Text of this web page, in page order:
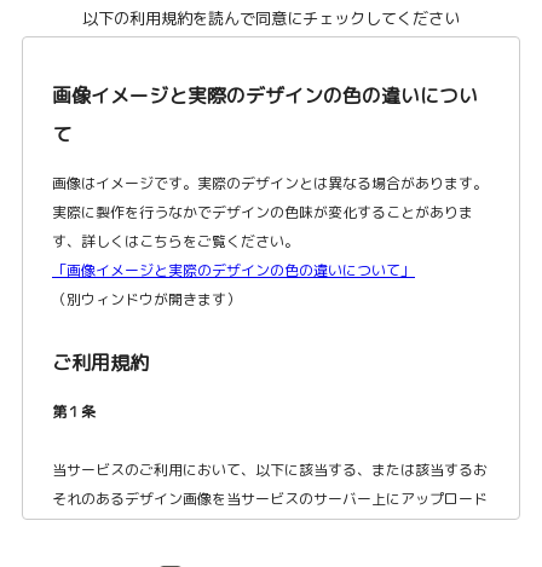
以下の利用規約を読んで同意にチェックしてください
画像イメージと実際のデザインの色の違いについ
て
画像はイメージです。実際のデザインとは異なる場合があります。
実際に製作を行うなかでデザインの色味が変化することがありま
す、詳しくはこちらをご覧ください。
「画像イメージと実際のデザインの色の違いについて」
（別ウィンドウが開きます）
ご利用規約
第１条
当サービスのご利用において、以下に該当する、または該当するお
それのあるデザイン画像を当サービスのサーバー上にアップロード